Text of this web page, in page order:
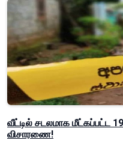
வீட்டில் சடலமாக மீட்கப்பட்ட
விசாரணை!